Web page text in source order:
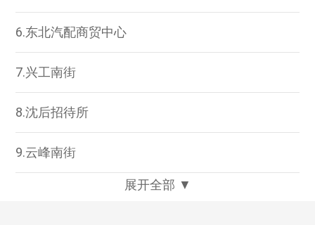
6.东北汽配商贸中心
7.兴工南街
8.沈后招待所
9.云峰南街
展开全部 ▼